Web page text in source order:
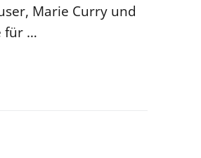
Marie Curry und
für …